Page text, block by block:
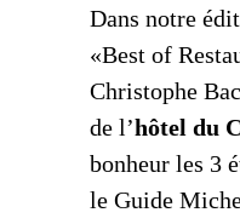
Dans notre
«Best of
Christophe
de l’hôtel du
bonheur les 3
le Guide